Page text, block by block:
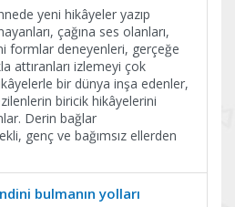
yeni hikâyeler yazıp
çağına ses olanları,
formlar deneyenleri, gerçeğe
attıranları izlemeyi çok
bir dünya inşa edenler,
biricik hikâyelerini
Derin bağlar
genç ve bağımsız ellerden
bulmanın yolları